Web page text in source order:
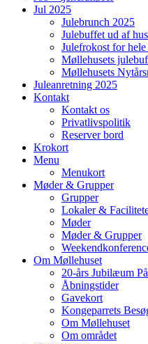
Jul 2025
Julebrunch 2025
Julebuffet ud af
Julefrokost for
Møllehusets
Møllehusets
Juleanretning 2025
Kontakt
Kontakt os
Privatlivspolitik
Reserver bord
Krokort
Menu
Menukort
Møder & Grupper
Grupper
Lokaler &
Møder
Møder & Grupper
Om Møllehuset
20-års Jubilæum
Åbningstider
Gavekort
Kongeparrets
Om Møllehuset
Om området